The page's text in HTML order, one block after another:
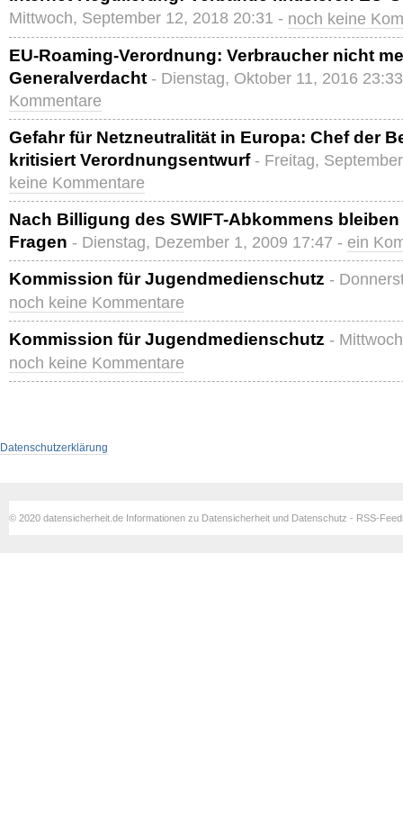
Mittwoch, September 12, 2018 20:31 - noch keine
EU-Roaming-Verordnung: Verbraucher nicht
Generalverdacht - Dienstag, Oktober 11, 2016
Kommentare
Gefahr für Netzneutralität in Europa: Chef der
kritisiert Verordnungsentwurf - Freitag,
keine Kommentare
Nach Billigung des SWIFT-Abkommens
Fragen - Dienstag, Dezember 1, 2009 17:47 - ein
Kommission für Jugendmedienschutz -
noch keine Kommentare
Kommission für Jugendmedienschutz -
noch keine Kommentare
Datenschutzerklärung
© 2020 datensicherheit.de Informationen zu Datensicherheit und Datenschutz - RSS-